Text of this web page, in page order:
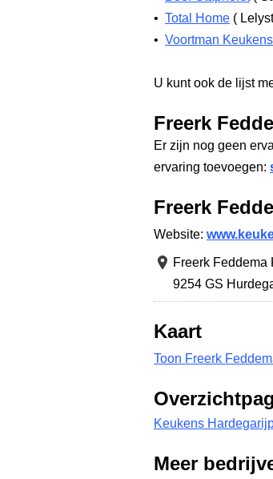
• Total Home (
• Voortman Keukens
U kunt ook de lijst
Freerk
Er zijn nog geen
ervaring toevoegen:
Freerk
Website:
Freerk Feddema
9254 GS
Kaart
Toon Freerk
Keukens
Meer